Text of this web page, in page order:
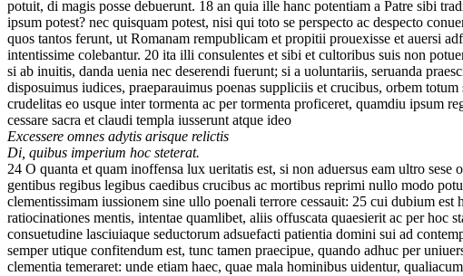
potuit, di magis posse debuerunt. 18 an quia ille hanc potentiam a Patre sibi
ipsum potest? nec quisquam potest, nisi qui toto se perspecto ac despecto
quos tantos ferunt, ut Romanam rempublicam et propitii prouexisse et auersi
intentissime colebantur. 20 ita illi consulentes et sibi et cultoribus suis non
si ab inuitis, danda uenia nec deserendi fuerunt; si a uoluntariis, seruanda
disposuimus iudices, praeparauimus poenas suppliciis et crucibus, orbem
crudelitas eo usque inter tormenta ac per tormenta proficeret, quamdiu ipsum
cessare sacra et claudi templa iusserunt atque ideo
Excessere omnes adytis arisque relictis
Di, quibus imperium hoc steterat.
24 O quanta et quam inoffensa lux ueritatis est, si non aduersus eam ultro
gentibus regibus legibus caedibus crucibus ac mortibus reprimi nullo modo
clementissimam iussionem sine ullo poenali terrore cessauit: 25 cui dubium est
ratiocinationes mentis, intentae quamlibet, aliis offuscata quaesierit ac per hoc
consuetudine lasciuiaque seductorum adsuefacti patientia domini sui ad
semper utique confitendum est, tunc tamen praecipue, quando adhuc per
clementia temeraret: unde etiam haec, quae mala hominibus uidentur,